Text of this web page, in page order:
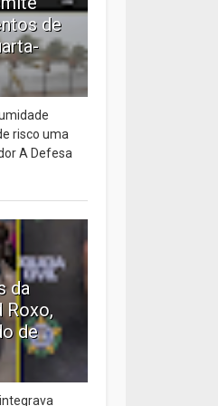
de
risco uma
A Defesa
da
Roxo,
de